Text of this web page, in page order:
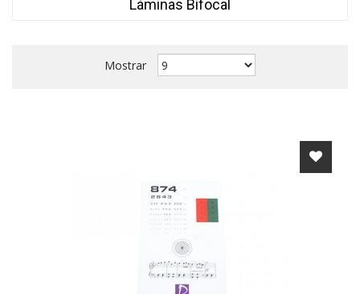
Láminas Bifocal
Mostrar